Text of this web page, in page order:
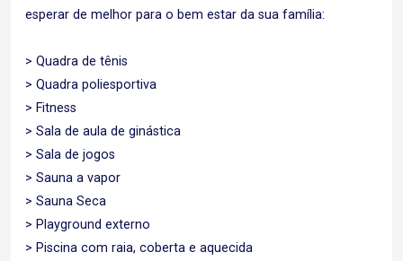
esperar de melhor para o bem estar da sua família:
> Quadra de tênis
> Quadra poliesportiva
> Fitness
> Sala de aula de ginástica
> Sala de jogos
> Sauna a vapor
> Sauna Seca
> Playground externo
> Piscina com raia, coberta e aquecida